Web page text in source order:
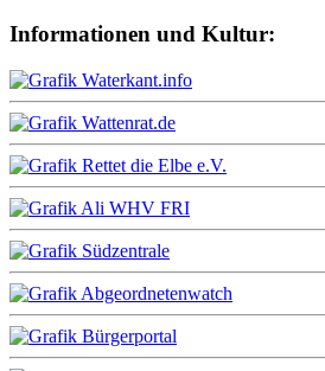
Informationen und Kultur: